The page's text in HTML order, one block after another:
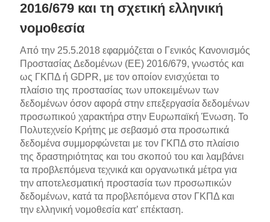
2016/679 και τη σχετική ελληνική
νομοθεσία
Από την 25.5.2018 εφαρμόζεται ο Γενικός Κανονισμός
Προστασίας Δεδομένων (ΕΕ) 2016/679, γνωστός και
ως ΓΚΠΔ ή GDPR, με τον οποίον ενισχύεται το
πλαίσιο της προστασίας των υποκειμένων των
δεδομένων όσον αφορά στην επεξεργασία δεδομένων
προσωπικού χαρακτήρα στην Ευρωπαϊκή Ένωση. Το
Πολυτεχνείο Κρήτης με σεβασμό στα προσωπικά
δεδομένα συμμορφώνεται με τον ΓΚΠΔ στο πλαίσιο
της δραστηριότητας και του σκοπού του και λαμβάνει
τα προβλεπόμενα τεχνικά και οργανωτικά μέτρα για
την αποτελεσματική προστασία των προσωπικών
δεδομένων, κατά τα προβλεπόμενα στον ΓΚΠΔ και
την ελληνική νομοθεσία κατ’ επέκταση.